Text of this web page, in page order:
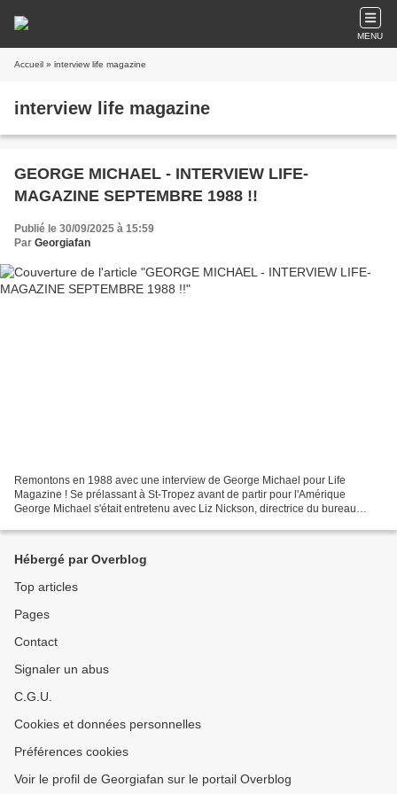
MENU
Accueil » interview life magazine
interview life magazine
GEORGE MICHAEL - INTERVIEW LIFE-
MAGAZINE SEPTEMBRE 1988 !!
Publié le 30/09/2025 à 15:59
Par Georgiafan
Remontons en 1988 avec une interview de George Michael pour Life
Magazine ! Se prélassant à St-Tropez avant de partir pour l'Amérique
George Michael s'était entretenu avec Liz Nickson, directrice du bureau
Hébergé par Overblog
Top articles
Pages
Contact
Signaler un abus
C.G.U.
Cookies et données personnelles
Préférences cookies
Voir le profil de Georgiafan sur le portail Overblog